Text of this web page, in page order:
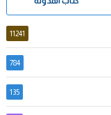
11241
784
135